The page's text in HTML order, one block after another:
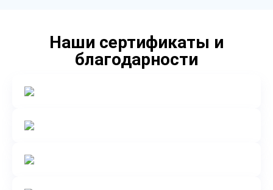
Наши сертификаты и
благодарности